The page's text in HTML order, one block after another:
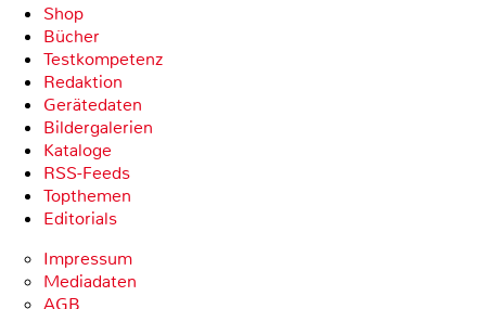
Shop
Bücher
Testkompetenz
Redaktion
Gerätedaten
Bildergalerien
Kataloge
RSS-Feeds
Topthemen
Editorials
Impressum
Mediadaten
AGB